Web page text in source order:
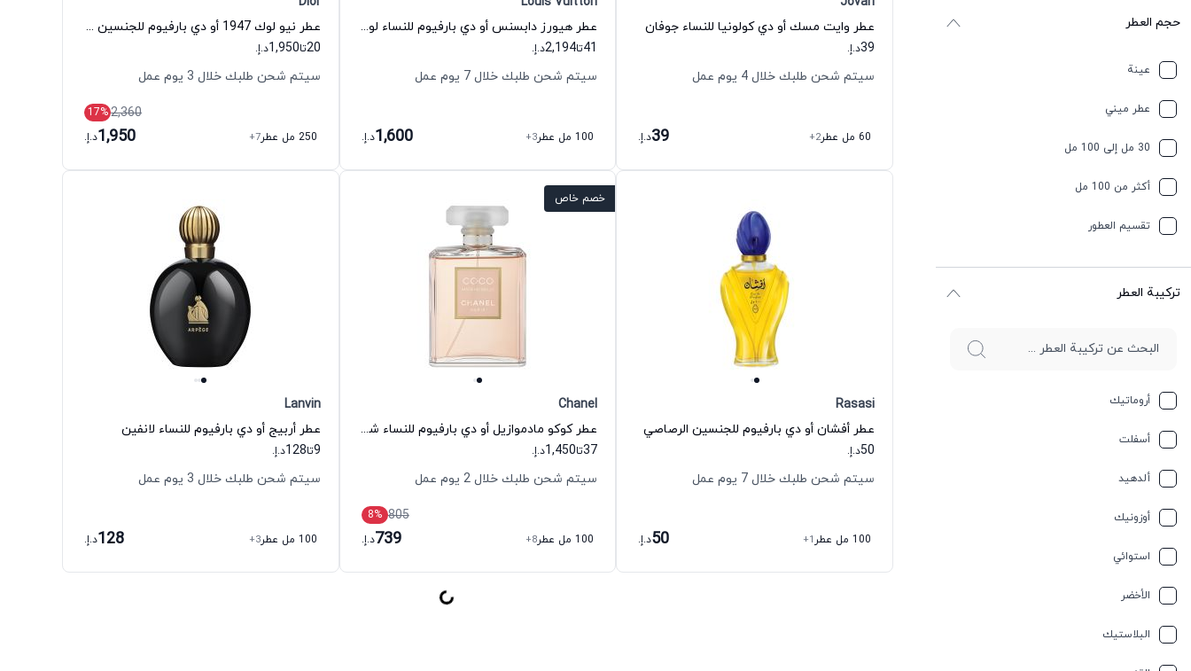
حجم العطر
عينة
عطر ميني
30 مل إلى 100 مل
أكثر من 100 مل
تقسیم العطور
ترکیبة العطر
أروماتيك
أسفلت
ألدهيد
أوزونيك
استوائي
الأخضر
البلاستيك
عطر وايت مسك أو دي كولونيا للنساء جوفان
39د.إ.
سيتم شحن طلبك خلال 4 يوم عمل
60 مل عطر +2
39د.إ.
عطر هيورز دابسنس أو دي بارفيوم للنساء لويس فيتون
41تا2,194د.إ.
سيتم شحن طلبك خلال 7 يوم عمل
100 مل عطر +3
1,600د.إ.
عطر نيو لوك 1947 أو دي بارفيوم للجنسين ديور
20تا1,950د.إ.
سيتم شحن طلبك خلال 3 يوم عمل
2,360
17%
250 مل عطر
+7
1,950د.إ.
Rasasi
عطر أفشان أو دي بارفيوم للجنسين الرصاصي
50د.إ.
سيتم شحن طلبك خلال 7 يوم عمل
100 مل عطر +1
50د.إ.
خصم خاص
Chanel
عطر كوكو مادموازيل أو دي بارفيوم للنساء شانيل
37تا1,450د.إ.
سيتم شحن طلبك خلال 2 يوم عمل
805
8%
100 مل عطر
+8
739د.إ.
Lanvin
عطر أربيج أو دي بارفيوم للنساء لانفين
9تا128د.إ.
سيتم شحن طلبك خلال 3 يوم عمل
100 مل عطر +3
128د.إ.